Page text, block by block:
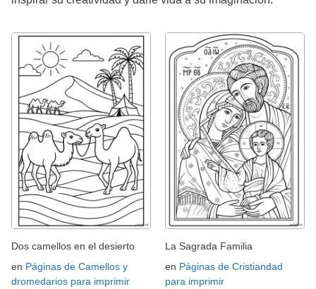
Dos camellos en el desierto
en Páginas de Camellos y
dromedarios para imprimir
La Sagrada Familia
en Páginas de Cristiandad
para imprimir